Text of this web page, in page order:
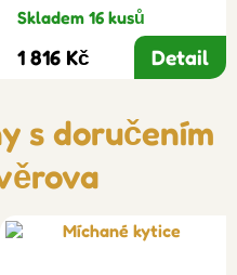
Skladem 16 kusů
1 816 Kč Detail
s doručením